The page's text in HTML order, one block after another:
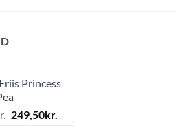
Princess
Den
249,50kr.